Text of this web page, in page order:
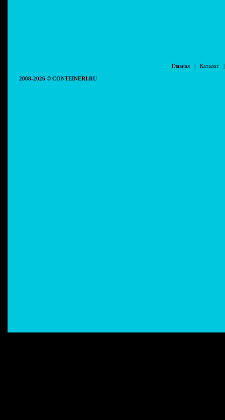
Главная| Каталог
2008-2026 © CONTEINERI.RU